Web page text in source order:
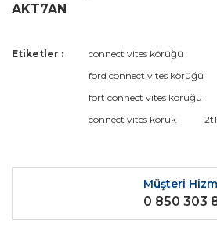
AKT7AN
Bu ürüne ilk yorumu siz
Yorum Yaz
Bu ürünün fiyat bilgisi, resim, ürün
kullanarak tarafımıza iletebilirsiniz.
Görüş ve önerileriniz için teşekkür
Ürün bilgilerinde hatalar bulunuyor.
Ürün fiyatı diğer sitelerden daha
Bu ürüne benzer farklı alternatifler
Etiketler :
connect vites körüğü
ford connect vites körüğü
fort connect vites körüğü
connect vites körük
Müşteri
0 850 303